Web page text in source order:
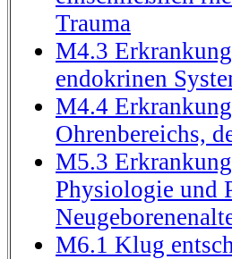
Trauma
M4.3
endokrinen
M4.4
Ohrenbereichs,
M5.3
Physiologie und
M6.1 Klug